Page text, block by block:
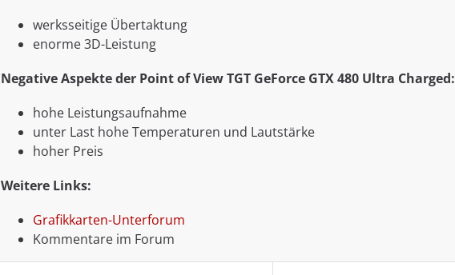
werksseitige Übertaktung
enorme 3D-Leistung
Negative Aspekte der Point of View TGT GeForce GTX 480 Ultra Charged:
hohe Leistungsaufnahme
unter Last hohe Temperaturen und Lautstärke
hoher Preis
Weitere Links:
Grafikkarten-Unterforum
Kommentare im Forum